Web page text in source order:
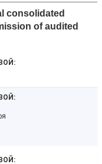
consolidated
of audited